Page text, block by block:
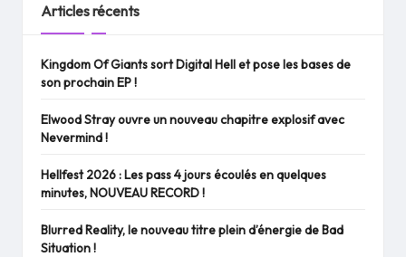
Articles récents
Kingdom Of Giants sort Digital Hell et pose les bases de
son prochain EP !
Elwood Stray ouvre un nouveau chapitre explosif avec
Nevermind !
Hellfest 2026 : Les pass 4 jours écoulés en quelques
minutes, NOUVEAU RECORD !
Blurred Reality, le nouveau titre plein d’énergie de Bad
Situation !